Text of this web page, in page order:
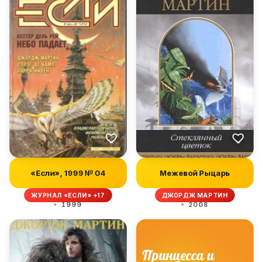
«Если», 1999 № 04
ЖУРНАЛ «ЕСЛИ» +17
1999
Межевой Рыцарь
ДЖОРДЖ МАРТИН
2008